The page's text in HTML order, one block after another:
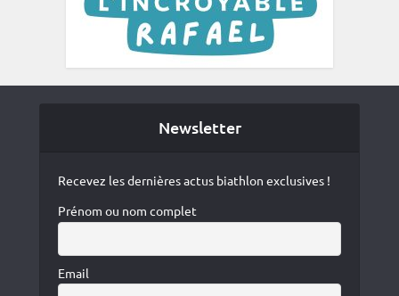
Newsletter
Recevez les dernières actus biathlon exclusives !
Prénom ou nom complet
Email